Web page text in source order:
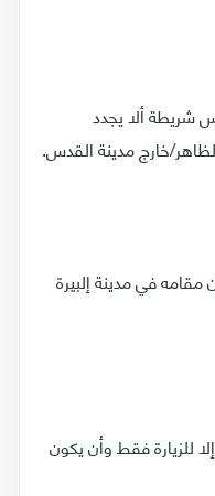
شريطة ألا يجدد
خارج مدينة القدس.
في مدينة إلبيرة
للزيارة فقط وأن يكون